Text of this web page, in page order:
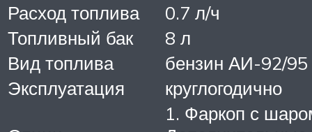
Расход топлива
0.7 л/ч
Топливный бак
8 л
Вид топлива
бензин АИ-92/95
Эксплуатация
круглогодично
1. Фаркоп с